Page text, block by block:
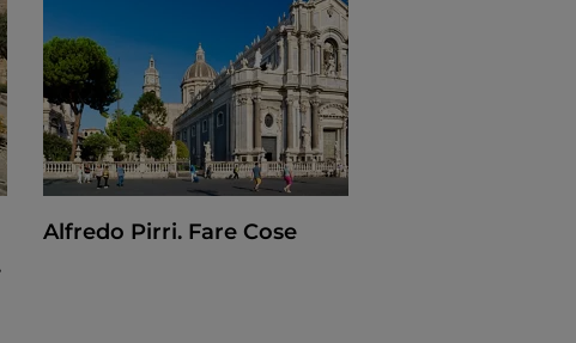
Alfredo Pirri. Fare Cose